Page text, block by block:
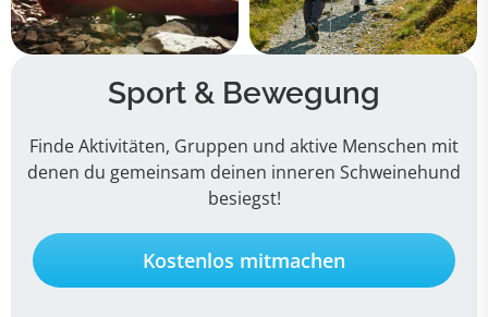
Sport & Bewegung
Finde Aktivitäten, Gruppen und aktive Menschen mit
denen du gemeinsam deinen inneren Schweinehund
besiegst!
Kostenlos mitmachen